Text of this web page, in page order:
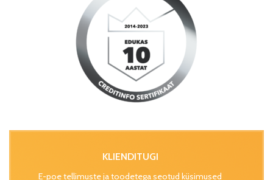
KLIENDITUGI
E-poe tellimuste ja toodetega seotud küsimused